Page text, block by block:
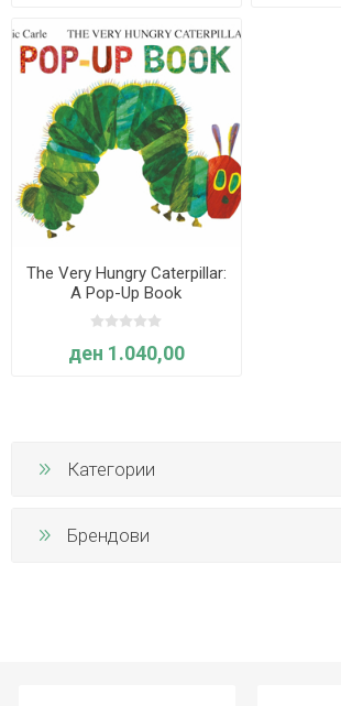
The Very Hungry Caterpillar:
A Pop-Up Book
ден 1.040,00
Категории
Брендови